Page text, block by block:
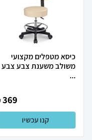
כיסא מטפלים מקצועי
משולב משענת צבע צבע
...
369
קנו עכשיו